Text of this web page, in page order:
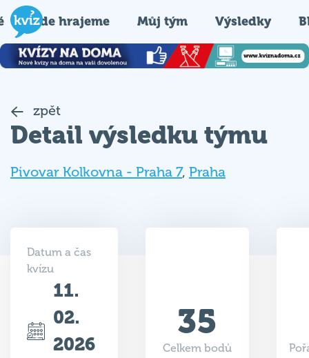
Kde hrajeme Můj tým Výsledky
zpět
Detail výsledku týmu
Pivovar Kolkovna - Praha 7, Praha
Datum a čas
kvízu
11.
02.
2026
35
Celkem bodů